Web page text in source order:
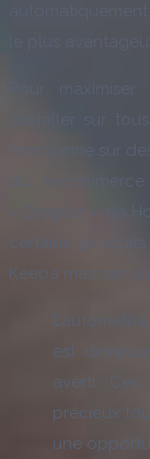
le plus avantageux.
Pour
l’installer sur
fonctionne sur
du e-
« Droplist » de
certains
Keepa mais sur
est
averti.
précieux
une